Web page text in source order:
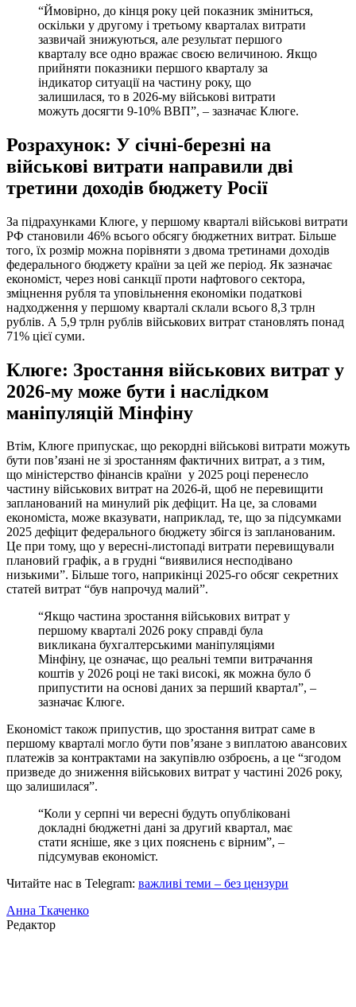
“Ймовірно, до кінця року цей показник зміниться,
оскільки у другому і третьому кварталах витрати
зазвичай знижуються, але результат першого
кварталу все одно вражає своєю величиною. Якщо
прийняти показники першого кварталу за
індикатор ситуації на частину року, що
залишилася, то в 2026-му військові витрати
можуть досягти 9-10% ВВП”, – зазначає Клюге.
Розрахунок: У січні-березні на
військові витрати направили дві
третини доходів бюджету Росії
За підрахунками Клюге, у першому кварталі військові витрати
РФ становили 46% всього обсягу бюджетних витрат. Більше
того, їх розмір можна порівняти з двома третинами доходів
федерального бюджету країни за цей же період. Як зазначає
економіст, через нові санкції проти нафтового сектора,
зміцнення рубля та уповільнення економіки податкові
надходження у першому кварталі склали всього 8,3 трлн
рублів. А 5,9 трлн рублів військових витрат становлять понад
71% цієї суми.
Клюге: Зростання військових витрат у
2026-му може бути і наслідком
маніпуляцій Мінфіну
Втім, Клюге припускає, що рекордні військові витрати можуть
бути пов’язані не зі зростанням фактичних витрат, а з тим,
що міністерство фінансів країни у 2025 році перенесло
частину військових витрат на 2026-й, щоб не перевищити
запланований на минулий рік дефіцит. На це, за словами
економіста, може вказувати, наприклад, те, що за підсумками
2025 дефіцит федерального бюджету збігся із запланованим.
Це при тому, що у вересні-листопаді витрати перевищували
плановий графік, а в грудні “виявилися несподівано
низькими”. Більше того, наприкінці 2025-го обсяг секретних
статей витрат “був напрочуд малий”.
“Якщо частина зростання військових витрат у
першому кварталі 2026 року справді була
викликана бухгалтерськими маніпуляціями
Мінфіну, це означає, що реальні темпи витрачання
коштів у 2026 році не такі високі, як можна було б
припустити на основі даних за перший квартал”, –
зазначає Клюге.
Економіст також припустив, що зростання витрат саме в
першому кварталі могло бути пов’язане з виплатою авансових
платежів за контрактами на закупівлю озброєнь, а це “згодом
призведе до зниження військових витрат у частині 2026 року,
що залишилася”.
“Коли у серпні чи вересні будуть опубліковані
докладні бюджетні дані за другий квартал, має
стати ясніше, яке з цих пояснень є вірним”, –
підсумував економіст.
Читайте нас в Telegram: важливі теми – без цензури
Анна Ткаченко
Редактор